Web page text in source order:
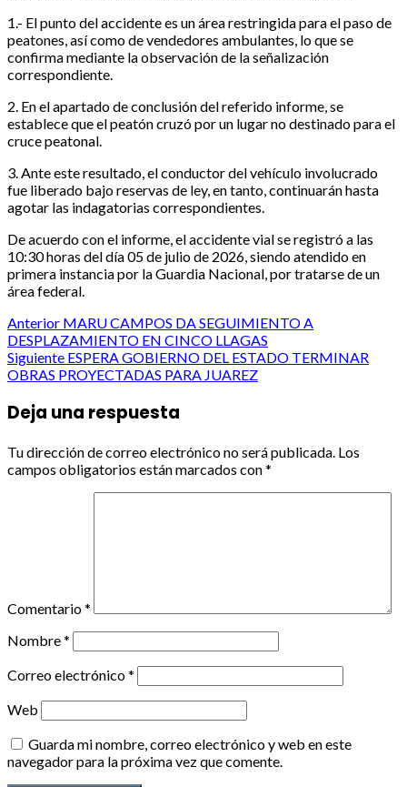
1.- El punto del accidente es un área restringida para el paso de
peatones, así como de vendedores ambulantes, lo que se
confirma mediante la observación de la señalización
correspondiente.
2. En el apartado de conclusión del referido informe, se
establece que el peatón cruzó por un lugar no destinado para el
cruce peatonal.
3. Ante este resultado, el conductor del vehículo involucrado
fue liberado bajo reservas de ley, en tanto, continuarán hasta
agotar las indagatorias correspondientes.
De acuerdo con el informe, el accidente vial se registró a las
10:30 horas del día 05 de julio de 2026, siendo atendido en
primera instancia por la Guardia Nacional, por tratarse de un
área federal.
Post
navigation
Anterior MARU CAMPOS DA SEGUIMIENTO A
DESPLAZAMIENTO EN CINCO LLAGAS
Siguiente ESPERA GOBIERNO DEL ESTADO TERMINAR
OBRAS PROYECTADAS PARA JUAREZ
Deja una respuesta
Tu dirección de correo electrónico no será publicada. Los
campos obligatorios están marcados con*
Comentario*
Nombre*
Correo electrónico*
Web
Guarda mi nombre, correo electrónico y web en este
navegador para la próxima vez que comente.